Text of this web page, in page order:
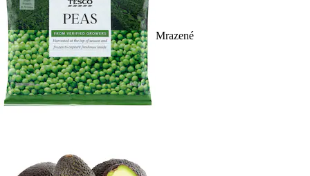
Mrazené